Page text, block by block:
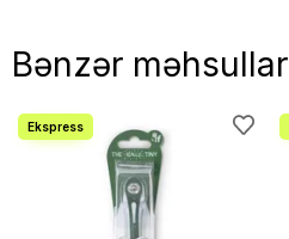
Bənzər məhsullar